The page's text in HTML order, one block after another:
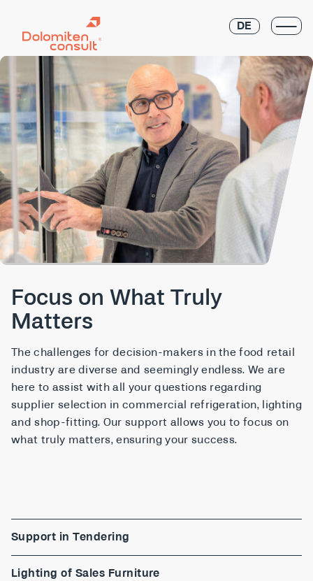
DE
Focus on What Truly
Matters
The challenges for decision-makers in the food retail
industry are diverse and seemingly endless. We are
here to assist with all your questions regarding
supplier selection in commercial refrigeration, lighting
and shop-fitting. Our support allows you to focus on
what truly matters, ensuring your success.
Support in Tendering
Lighting of Sales Furniture